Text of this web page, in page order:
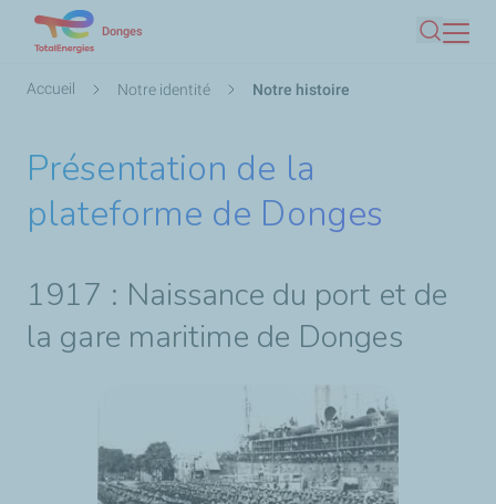
contenu
Donges
Fil
Accueil Notre identité Notre histoire
Présentation de la
plateforme de Donges
1917 : Naissance du port et de
la gare maritime de Donges